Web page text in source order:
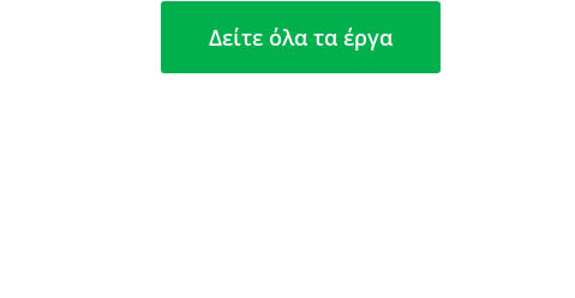
Δείτε όλα τα έργα